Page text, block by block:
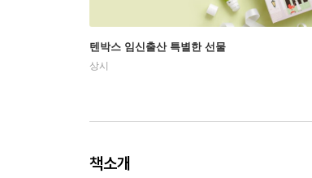
텐박스 임신출산 특별한 선물
상시
책소개